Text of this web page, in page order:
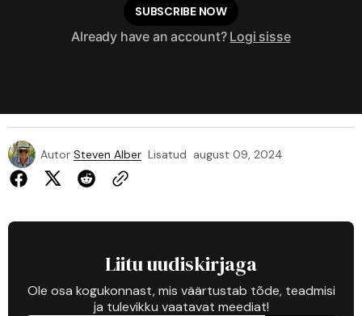
SUBSCRIBE NOW
Already have an account? Logi sisse
Autor Steven Alber Lisatud august 09, 2024
Liitu uudiskirjaga
Ole osa kogukonnast, mis väärtustab tõde, teadmisi
ja tulevikku vaatavat meediat!